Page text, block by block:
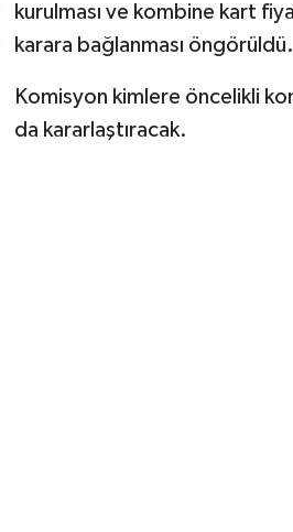
kurulması ve kombine kart
karara bağlanması öngörüldü.
Komisyon kimlere öncelikli
da kararlaştıracak.